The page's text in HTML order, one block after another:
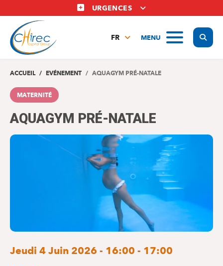
au
contenu
principal
URGENCES
MENU
FR
EN
ACCUEIL EVÉNEMENT AQUAGYM PRÉ-NATALE
MATERNITÉ
AQUAGYM PRÉ-NATALE
Jeudi 4 Juin 2026 - 16:00 - 17:00